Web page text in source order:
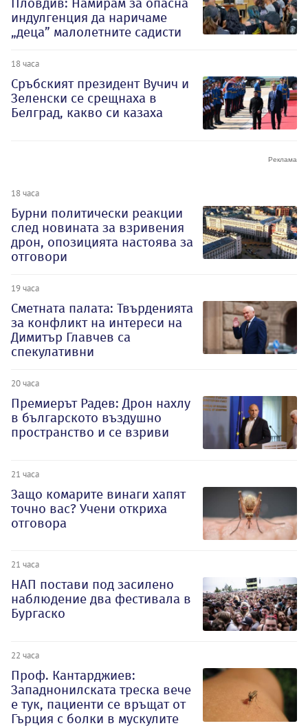
Пловдив: Намирам за опасна
индулгенция да наричаме
„деца” малолетните садисти
18 часа
Сръбският президент Вучич и
Зеленски се срещнаха в
Белград, какво си казаха
18 часа
Бурни политически реакции
след новината за взривения
дрон, опозицията настоява за
отговори
19 часа
Сметната палата: Твърденията
за конфликт на интереси на
Димитър Главчев са
спекулативни
20 часа
Премиерът Радев: Дрон нахлу
в българското въздушно
пространство и се взриви
21 часа
Защо комарите винаги хапят
точно вас? Учени откриха
отговора
21 часа
НАП постави под засилено
наблюдение два фестивала в
Бургаско
22 часа
Проф. Кантарджиев:
Западнонилската треска вече
е тук, пациенти се връщат от
Гърция с болки в мускулите